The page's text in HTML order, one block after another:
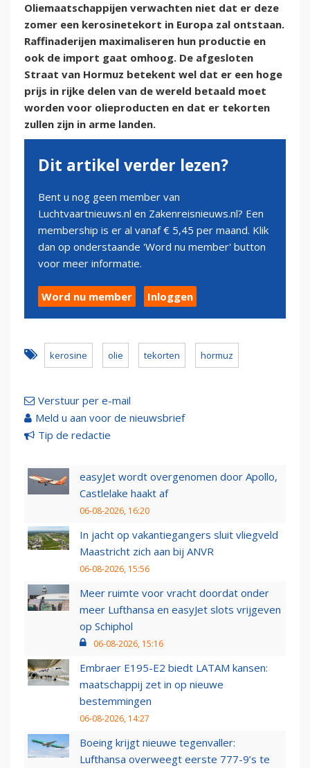
Oliemaatschappijen verwachten niet dat er deze
zomer een kerosinetekort in Europa zal ontstaan.
Raffinaderijen maximaliseren hun productie en
ook de import gaat omhoog. De afgesloten
Straat van Hormuz betekent wel dat er een hoge
prijs in rijke delen van de wereld betaald moet
worden voor olieproducten en dat er tekorten
zullen zijn in arme landen.
Dit artikel verder lezen?
Bent u nog geen member van
Luchtvaartnieuws.nl en Zakenreisnieuws.nl? Een
membership is er al vanaf € 5,45 per maand. Klik
dan op onderstaande 'Word nu member' button
voor meer informatie.
Word nu member Inloggen
kerosine olie tekorten hormuz
Verstuur per e-mail
Meld u aan voor de nieuwsbrief
Tip de redactie
easyJet wordt overgenomen door Apollo,
Castlelake haakt af
06-08-2026, 16:20
In jacht op vakantiegangers sluit vliegveld
Maastricht zich aan bij ANVR
06-08-2026, 15:56
Meer ruimte voor vracht doordat onder
meer Lufthansa en easyJet slots vrijgeven
op Schiphol
06-08-2026, 15:16
Embraer E195-E2 biedt LATAM kansen:
maatschappij zet in op nieuwe
bestemmingen
06-08-2026, 14:27
Boeing krijgt nieuwe tegenvaller:
Lufthansa overweegt eerste 777-9’s te